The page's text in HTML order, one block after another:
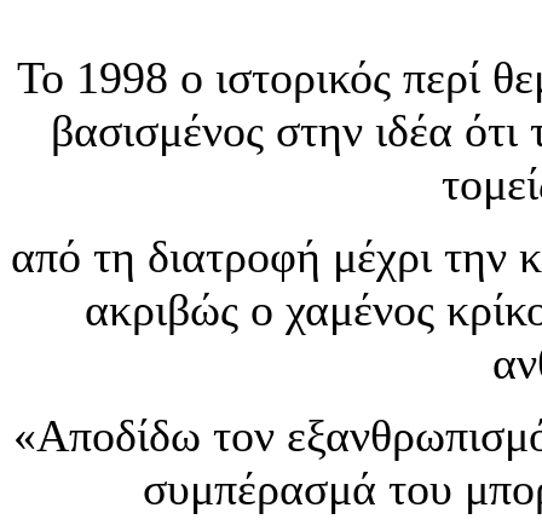
Το 1998 ο ιστορικός περί
βασισμένος στην ιδέα
από τη διατροφή μέχρι την
ακριβώς ο χαμένος
«Αποδίδω τον
συμπέρασμά του